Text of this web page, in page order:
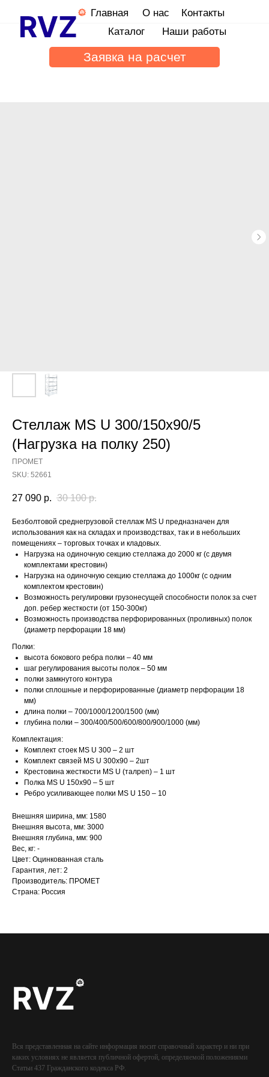
Главная
О нас
Наши работы
Каталог
Контакты
Заявка на расчет
Стеллаж MS U 300/150x90/5
(Нагрузка на полку 250)
ПРОМЕТ
SKU: 52661
27 090 р. 30 100 р.
Безболтовой среднегрузовой стеллаж MS U предназначен для
использования как на складах и производствах, так и в небольших
помещениях – торговых точках и кладовых.
Нагрузка на одиночную секцию стеллажа до 2000 кг (с двумя
комплектами крестовин)
Нагрузка на одиночную секцию стеллажа до 1000кг (с одним
комплектом крестовин)
Возможность регулировки грузонесущей способности полок за счет
доп. ребер жесткости (от 150-300кг)
Возможность производства перфорированных (проливных) полок
(диаметр перфорации 18 мм)
Полки:
высота бокового ребра полки – 40 мм
шаг регулирования высоты полок – 50 мм
полки замкнутого контура
полки сплошные и перфорированные (диаметр перфорации 18
мм)
длина полки – 700/1000/1200/1500 (мм)
глубина полки – 300/400/500/600/800/900/1000 (мм)
Комплектация:
Комплект стоек MS U 300 – 2 шт
Комплект связей MS U 300x90 – 2шт
Крестовина жесткости MS U (талреп) – 1 шт
Полка MS U 150х90 – 5 шт
Ребро усиливающее полки MS U 150 – 10
Внешняя ширина, мм: 1580
Внешняя высота, мм: 3000
Внешняя глубина, мм: 900
Вес, кг: -
Цвет: Оцинкованная сталь
Гарантия, лет: 2
Производитель: ПРОМЕТ
Страна: Россия
Вся представленная на сайте информация носит справочный характер и ни при
каких условиях не является публичной офертой, определяемой положениями
Статьи 437 Гражданского кодекса РФ.